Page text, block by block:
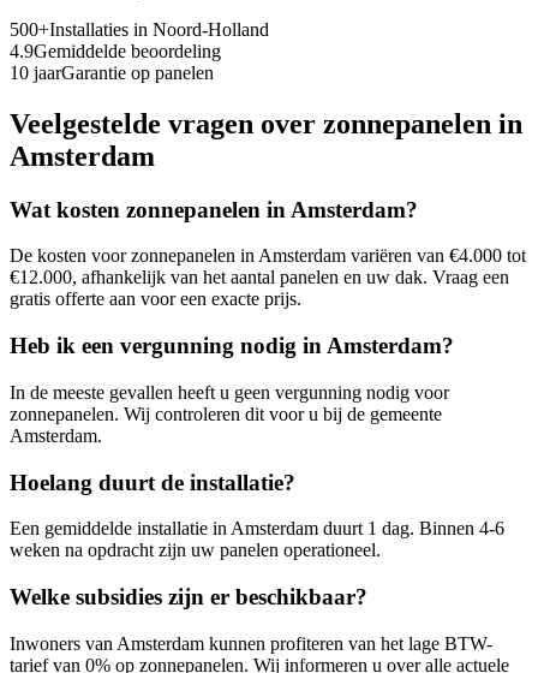
500+Installaties in Noord-Holland
4.9Gemiddelde beoordeling
10 jaarGarantie op panelen
Veelgestelde vragen over zonnepanelen in
Amsterdam
Wat kosten zonnepanelen in Amsterdam?
De kosten voor zonnepanelen inAmsterdam variëren van €4.000 tot
€12.000, afhankelijk van het aantal panelen en uw dak. Vraag een
gratis offerte aan voor een exacte prijs.
Heb ik een vergunning nodig in Amsterdam?
In de meeste gevallen heeft u geen vergunning nodig voor
zonnepanelen. Wij controleren dit voor u bij de gemeente
Amsterdam.
Hoelang duurt de installatie?
Een gemiddelde installatie in Amsterdam duurt 1 dag. Binnen 4-6
weken na opdracht zijn uw panelen operationeel.
Welke subsidies zijn er beschikbaar?
Inwoners van Amsterdam kunnen profiteren van het lage BTW-
tarief van 0% op zonnepanelen. Wij informeren u over alle actuele